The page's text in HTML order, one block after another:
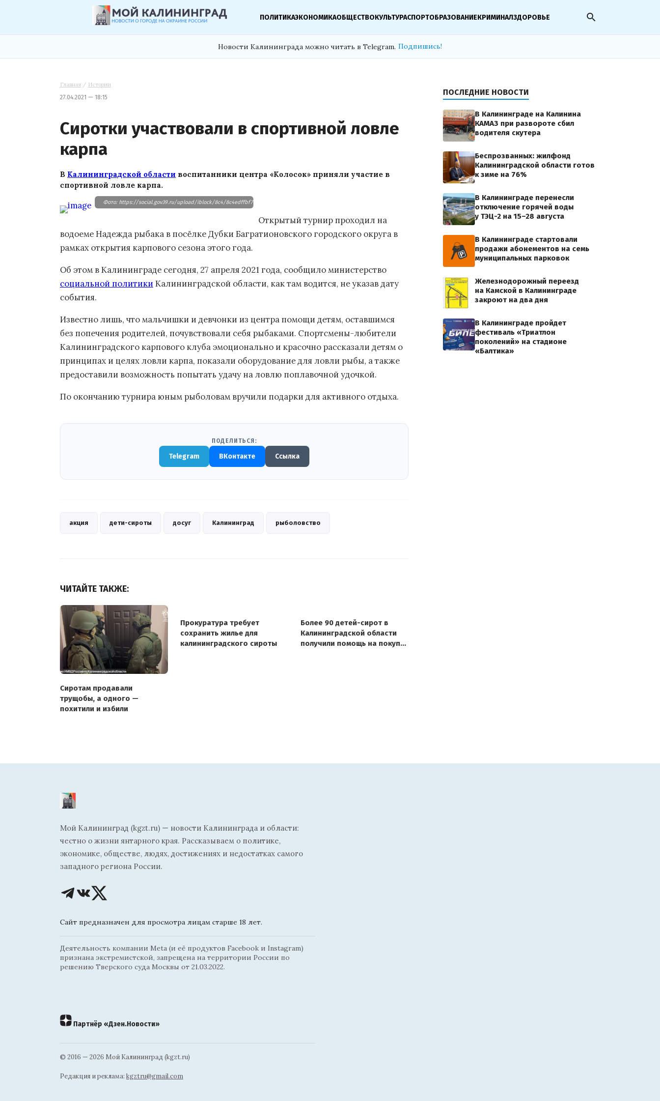
ПОЛИТИКАЭКОНОМИКАОБЩЕСТВОКУЛЬТУРАСПОРТОБРАЗОВАНИЕКРИМИНАЛЗДОРОВЬЕ search
Новости Калининграда можно читать в Telegram. Подпишись!
Главная / Истории
27.04.2021 — 18:15
Сиротки участвовали в спортивной ловле
карпа
В Калининградской области воспитанники центра «Колосок» приняли участие в
спортивной ловле карпа.
Фото: https://social.gov39.ru/upload/iblock/8c4/8c4edffbf7efe07e06f1b9c3b488d081.jpg
Открытый турнир проходил на
водоеме Надежда рыбака в посёлке Дубки Багратионовского городского округа в
рамках открытия карпового сезона этого года.
Об этом в Калининграде сегодня, 27 апреля 2021 года, сообщило министерство
социальной политики Калининградской области, как там водится, не указав дату
события.
Известно лишь, что мальчишки и девчонки из центра помощи детям, оставшимся
без попечения родителей, почувствовали себя рыбаками. Спортсмены-любители
Калининградского карпового клуба эмоционально и красочно рассказали детям о
принципах и целях ловли карпа, показали оборудование для ловли рыбы, а также
предоставили возможность попытать удачу на ловлю поплавочной удочкой.
По окончанию турнира юным рыболовам вручили подарки для активного отдыха.
ПОДЕЛИТЬСЯ:
Telegram ВКонтакте Ссылка
акция дети-сироты досуг Калининград рыболовство
ЧИТАЙТЕ ТАКЖЕ:
Сиротам продавали
трущобы, а одного —
похитили и избили
Прокуратура требует
сохранить жилье для
калининградского сироты
Более 90 детей-сирот в
Калининградской области
получили помощь на покупку
ПОСЛЕДНИЕ НОВОСТИ
В Калининграде на Калинина
КАМАЗ при развороте сбил
водителя скутера
Беспрозванных: жилфонд
Калининградской области готов
к зиме на 76%
В Калининграде перенесли
отключение горячей воды
у ТЭЦ-2 на 15–28 августа
В Калининграде стартовали
продажи абонементов на семь
муниципальных парковок
Железнодорожный переезд
на Камской в Калининграде
закроют на два дня
В Калининграде пройдет
фестиваль «Триатлон
поколений» на стадионе
«Балтика»
Мой Калининград (kgzt.ru) — новости Калининграда и области:
честно о жизни янтарного края. Рассказываем о политике,
экономике, обществе, людях, достижениях и недостатках самого
западного региона России.
Сайт предназначен для просмотра лицам старше 18 лет.
Деятельность компании Meta (и её продуктов Facebook и Instagram)
признана экстремистской, запрещена на территории России по
решению Тверского суда Москвы от 21.03.2022.
Партнёр «Дзен.Новости»
© 2016 — 2026 Мой Калининград (kgzt.ru)
Редакция и реклама: kgztru@gmail.com